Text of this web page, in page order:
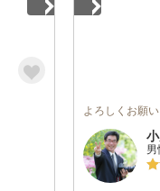
よろしくお願